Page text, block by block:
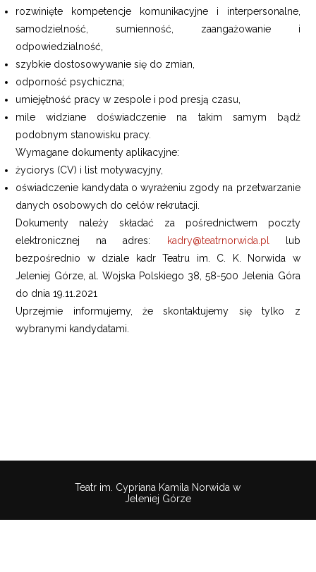
rozwinięte kompetencje komunikacyjne i interpersonalne,
samodzielność, sumienność, zaangażowanie i
odpowiedzialność,
szybkie dostosowywanie się do zmian,
odporność psychiczna;
umiejętność pracy w zespole i pod presją czasu,
mile widziane doświadczenie na takim samym bądź
podobnym stanowisku pracy.
Wymagane dokumenty aplikacyjne:
życiorys (CV) i list motywacyjny,
oświadczenie kandydata o wyrażeniu zgody na przetwarzanie
danych osobowych do celów rekrutacji.
Dokumenty należy składać za pośrednictwem poczty
elektronicznej na adres:
kadry@teatrnorwida.pl
lub
bezpośrednio w dziale kadr Teatru im. C. K. Norwida w
Jeleniej Górze, al. Wojska Polskiego 38, 58-500 Jelenia Góra
do dnia 19.11.2021
Uprzejmie informujemy, że skontaktujemy się tylko z
wybranymi kandydatami.
Teatr im. Cypriana Kamila Norwida w
Jeleniej Górze